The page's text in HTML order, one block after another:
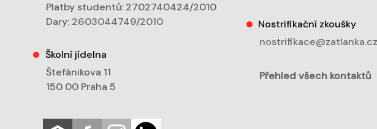
Platby studentů: 2702740424/2010
Dary: 2603044749/2010
Školní jídelna
Štefánikova 11
150 00 Praha 5
Nostrifikační zkoušky
nostrifikace@zatlanka.cz
Přehled všech kontaktů